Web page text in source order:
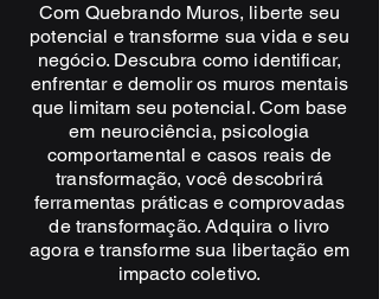
Com Quebrando Muros, liberte seu
potencial e transforme sua vida e seu
negócio. Descubra como identificar,
enfrentar e demolir os muros mentais
que limitam seu potencial. Com base
em neurociência, psicologia
comportamental e casos reais de
transformação, você descobrirá
ferramentas práticas e comprovadas
de transformação. Adquira o livro
agora e transforme sua libertação em
impacto coletivo.